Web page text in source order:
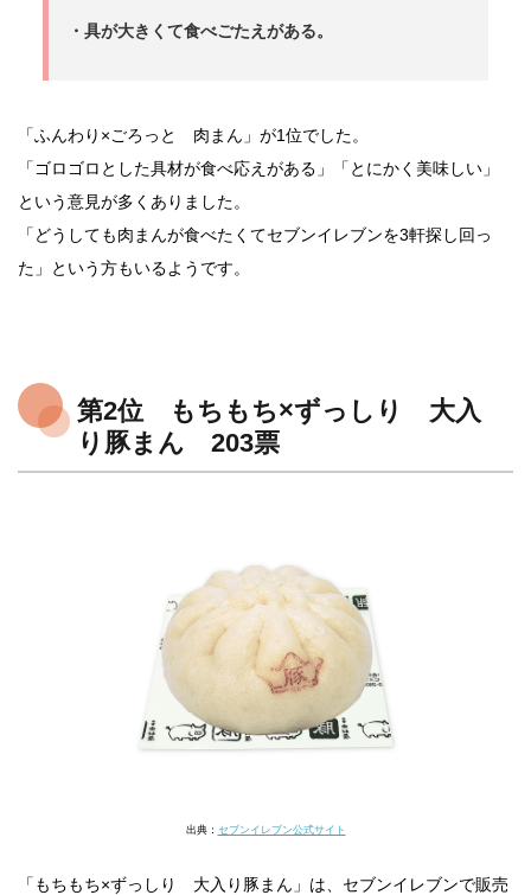
・具が大きくて食べごたえがある。
「ふんわり×ごろっと 肉まん」が1位でした。
「ゴロゴロとした具材が食べ応えがある」「とにかく美味しい」
という意見が多くありました。
「どうしても肉まんが食べたくてセブンイレブンを3軒探し回っ
た」という方もいるようです。
第2位 もちもち×ずっしり 大入
り豚まん 203票
出典： セブンイレブン公式サイト
「もちもち×ずっしり 大入り豚まん」は、セブンイレブンで販売